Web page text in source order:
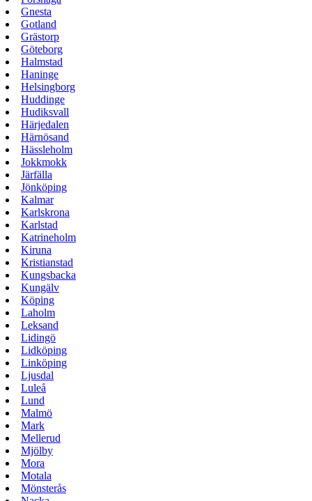
Gnesta
Gotland
Grästorp
Göteborg
Halmstad
Haninge
Helsingborg
Huddinge
Hudiksvall
Härjedalen
Härnösand
Hässleholm
Jokkmokk
Järfälla
Jönköping
Kalmar
Karlskrona
Karlstad
Katrineholm
Kiruna
Kristianstad
Kungsbacka
Kungälv
Köping
Laholm
Leksand
Lidingö
Lidköping
Linköping
Ljusdal
Luleå
Lund
Malmö
Mark
Mellerud
Mjölby
Mora
Motala
Mönsterås